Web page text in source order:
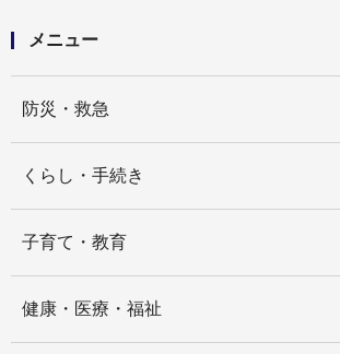
メニュー
防災・救急
くらし・手続き
子育て・教育
健康・医療・福祉